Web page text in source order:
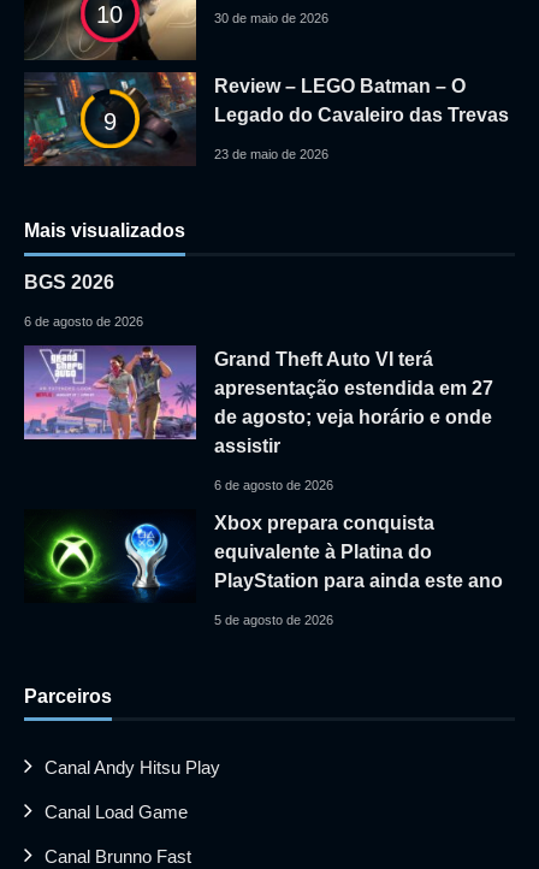
10 30 de maio de 2026
9
Review – LEGO Batman – O
Legado do Cavaleiro das Trevas
23 de maio de 2026
Mais visualizados
BGS 2026
6 de agosto de 2026
Grand Theft Auto VI terá
apresentação estendida em 27
de agosto; veja horário e onde
assistir
6 de agosto de 2026
Xbox prepara conquista
equivalente à Platina do
PlayStation para ainda este ano
5 de agosto de 2026
Parceiros
Canal Andy Hitsu Play
Canal Load Game
Canal Brunno Fast